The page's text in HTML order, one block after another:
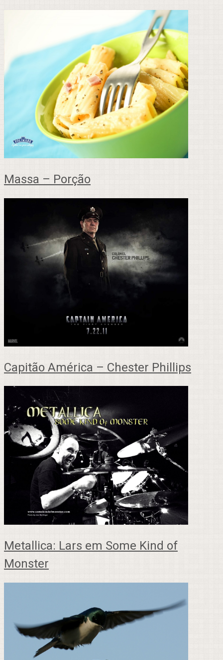
Massa – Porção
Capitão América – Chester Phillips
Metallica: Lars em Some Kind of
Monster